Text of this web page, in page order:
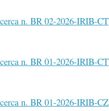
n. BR 02-2026-IRIB-CT
n. BR 01-2026-IRIB-CT
n. BR 01-2026-IRIB-CZ